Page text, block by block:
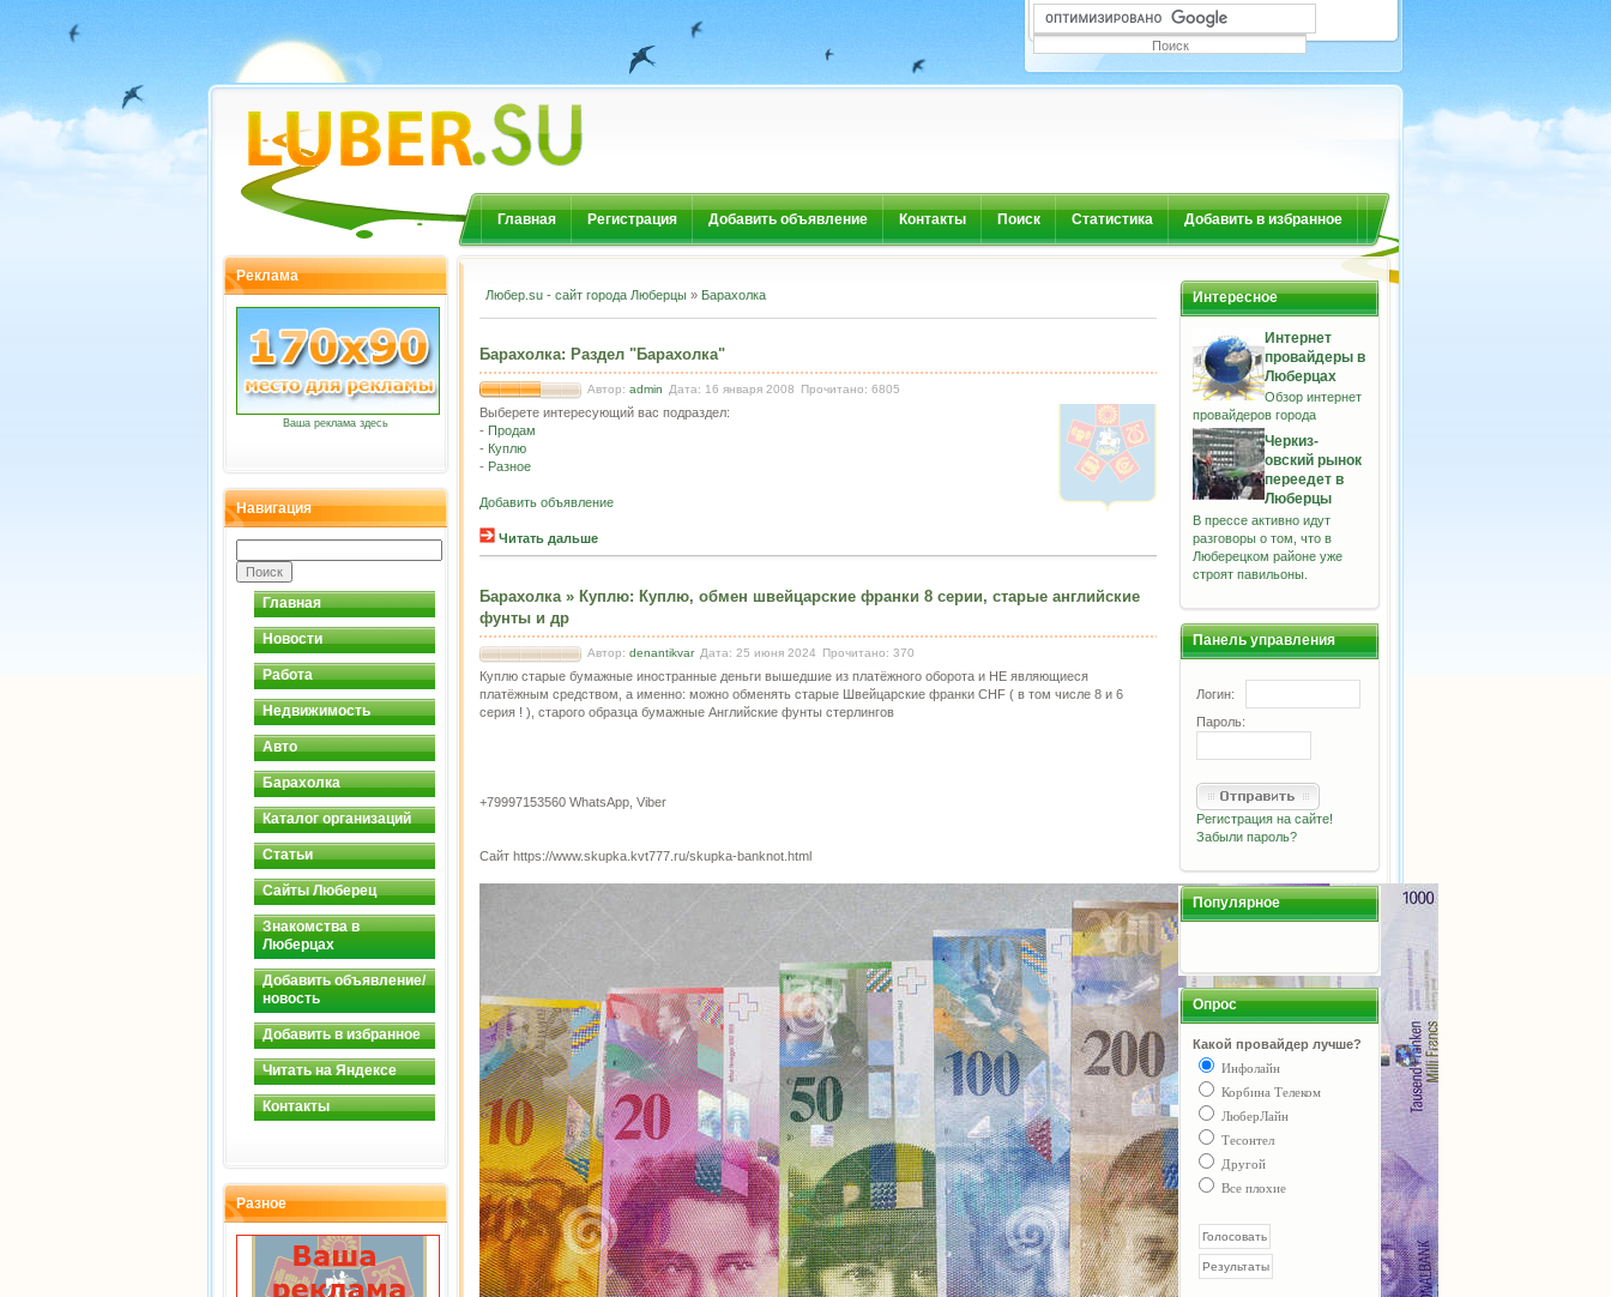
Главная Регистрация Добавить объявление Контакты Поиск Статистика Добавить в избранное
Реклама
Ваша реклама здесь
Навигация
Главная
Новости
Работа
Недвижимость
Авто
Барахолка
Каталог организаций
Статьи
Сайты Люберец
Знакомства в
Люберцах
Добавить объявление/
новость
Добавить в избранное
Читать на Яндексе
Контакты
Разное
Любер.su - сайт города Люберцы » Барахолка
Барахолка: Раздел "Барахолка"
Автор: admin Дата: 16 января 2008 Прочитано: 6805
Выберете интересующий вас подраздел:
- Продам
- Куплю
- Разное
Добавить объявление
Читать дальше
Барахолка» Куплю: Куплю, обмен швейцарские франки 8 серии, старые английские
фунты и др
Автор: denantikvar Дата: 25 июня 2024 Прочитано: 370
Куплю старые бумажные иностранные деньги вышедшие из платёжного оборота и НЕ являющиеся
платёжным средством, а именно: можно обменять старые Швейцарские франки CHF ( в том числе 8 и 6
серия ! ), старого образца бумажные Английские фунты стерлингов
+79997153560 WhatsApp, Viber
Сайт https://www.skupka.kvt777.ru/skupka-banknot.html
Интересное
Интернет
провайдеры в
Люберцах
Обзор интернет
провайдеров города
Черкиз-
овский рынок
переедет в
Люберцы
В прессе активно идут
разговоры о том, что в
Люберецком районе уже
строят павильоны.
Панель управления
Логин:
Пароль:
Регистрация на сайте!
Забыли пароль?
Популярное
Опрос
Какой провайдер лучше?
Инфолайн
Корбина Телеком
ЛюберЛайн
Тесонтел
Другой
Все плохие